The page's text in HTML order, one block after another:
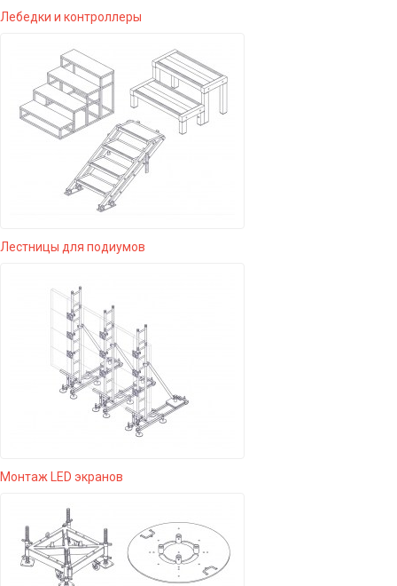
Лебедки и контроллеры
Лестницы для подиумов
Монтаж LED экранов